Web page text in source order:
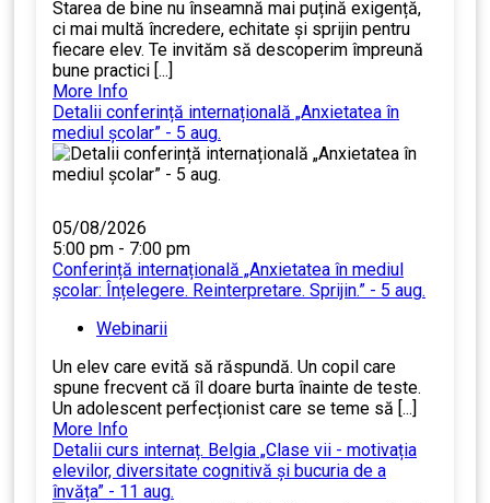
Starea de bine nu înseamnă mai puțină exigență,
ci mai multă încredere, echitate și sprijin pentru
fiecare elev. Te invităm să descoperim împreună
bune practici [...]
More Info
Detalii conferință internațională „Anxietatea în
mediul școlar” - 5 aug.
05/08/2026
5:00 pm - 7:00 pm
Conferință internațională „Anxietatea în mediul
școlar: Înțelegere. Reinterpretare. Sprijin.” - 5 aug.
Webinarii
Un elev care evită să răspundă. Un copil care
spune frecvent că îl doare burta înainte de teste.
Un adolescent perfecționist care se teme să [...]
More Info
Detalii curs internaț. Belgia „Clase vii - motivația
elevilor, diversitate cognitivă și bucuria de a
învăța” - 11 aug.